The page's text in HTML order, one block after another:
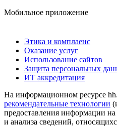
Мобильное приложение
Этика и комплаенс
Оказание услуг
Использование сайтов
Защита персональных
ИТ аккредитация
На информационном ресурсе
рекомендательные технологии
предоставления информации на
и анализа сведений,